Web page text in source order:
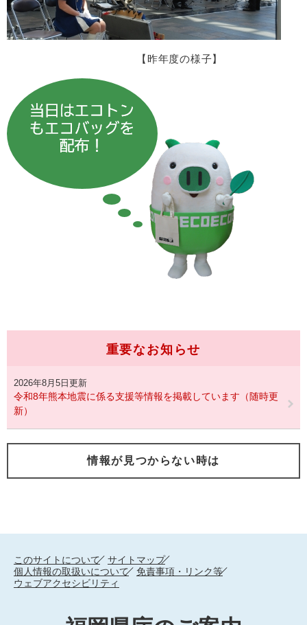
【昨年度の様子】
重要なお知らせ
2026年8月5日更新
令和8年熊本地震に係る支援等情報を掲載しています（随時更
新）
情報が見つからない時は
このサイトについて
サイトマップ
個人情報の取扱いについて
免責事項・リンク等
ウェブアクセシビリティ